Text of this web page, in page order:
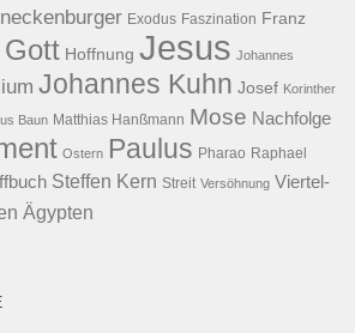
Exodus Faszination Franz
Gott Hoffnung Jesus Johannes
Johannes Kuhn Josef Korinther
Baun Matthias Hanßmann Mose Nachfolge
Ostern Paulus Pharao Raphael
Steffen Kern Streit Versöhnung Viertel-
Ägypten